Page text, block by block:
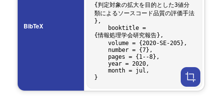
BibTeX
{判定対象の拡大を目的とした3値分
類によるソースコード品質の評価手法
},
{情報処理学会研究報告},